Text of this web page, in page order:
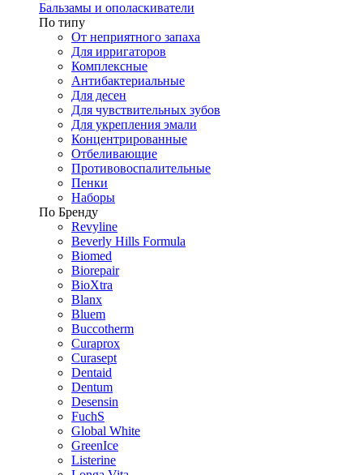
Бальзамы и ополаскиватели
По типу
От неприятного запаха
Для ирригаторов
Комплексные
Антибактериальные
Для десен
Для чувствительных зубов
Для укрепления эмали
Концентрированные
Отбеливающие
Противовоспалительные
Пенки
Наборы
По Бренду
Revyline
Beverly Hills Formula
Biomed
Biorepair
BioXtra
Blanx
Bluem
Buccotherm
Curaprox
Curasept
Dentaid
Dentum
Desensin
FuchS
Global White
GreenIce
Listerine